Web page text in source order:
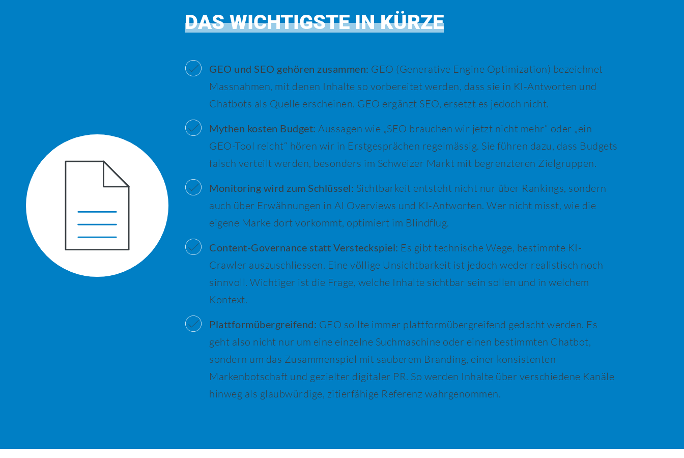
DAS WICHTIGSTE IN KÜRZE
GEO und SEO gehören zusammen: GEO (Generative Engine Optimization) bezeichnet
Massnahmen, mit denen Inhalte so vorbereitet werden, dass sie in KI-Antworten und
Chatbots als Quelle erscheinen. GEO ergänzt SEO, ersetzt es jedoch nicht.
Mythen kosten Budget: Aussagen wie „SEO brauchen wir jetzt nicht mehr“ oder „ein
GEO-Tool reicht“ hören wir in Erstgesprächen regelmässig. Sie führen dazu, dass Budgets
falsch verteilt werden, besonders im Schweizer Markt mit begrenzteren Zielgruppen.
Monitoring wird zum Schlüssel: Sichtbarkeit entsteht nicht nur über Rankings, sondern
auch über Erwähnungen in AI Overviews und KI-Antworten. Wer nicht misst, wie die
eigene Marke dort vorkommt, optimiert im Blindflug.
Content-Governance statt Versteckspiel: Es gibt technische Wege, bestimmte KI-
Crawler auszuschliessen. Eine völlige Unsichtbarkeit ist jedoch weder realistisch noch
sinnvoll. Wichtiger ist die Frage, welche Inhalte sichtbar sein sollen und in welchem
Kontext.
Plattformübergreifend: GEO sollte immer plattformübergreifend gedacht werden. Es
geht also nicht nur um eine einzelne Suchmaschine oder einen bestimmten Chatbot,
sondern um das Zusammenspiel mit sauberem Branding, einer konsistenten
Markenbotschaft und gezielter digitaler PR. So werden Inhalte über verschiedene Kanäle
hinweg als glaubwürdige, zitierfähige Referenz wahrgenommen.